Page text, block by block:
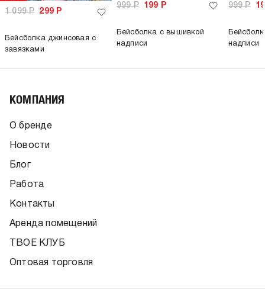
1 099Р 299 Р
Бейсболка джинсовая с
завязками
999Р 199 Р
Бейсболка с вышивкой
надписи
999Р
надписи
КОМПАНИЯ
О бренде
Новости
Блог
Работа
Контакты
Аренда помещений
ТВОЕ КЛУБ
Оптовая торговля